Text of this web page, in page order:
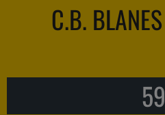
C.B. BLANES
59